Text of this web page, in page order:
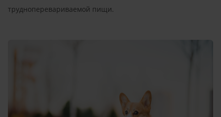
трудноперевариваемой пищи.